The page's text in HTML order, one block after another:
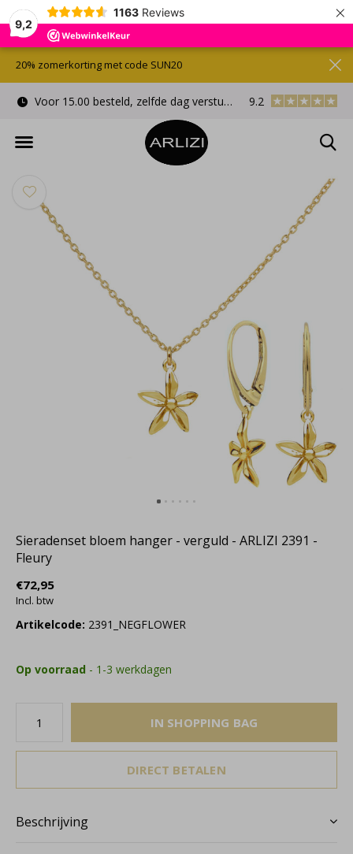
9,2
1163 Reviews ×
Voor 15.00 besteld, zelfde dag verstuurd Gratis
9.2
20% zomerkorting met code SUN20
Sieradenset bloem hanger - verguld - ARLIZI 2391 -
Fleury
€72,95
Incl. btw
Artikelcode: 2391_NEGFLOWER
Op voorraad - 1-3 werkdagen
IN SHOPPING BAG
DIRECT BETALEN
Beschrijving